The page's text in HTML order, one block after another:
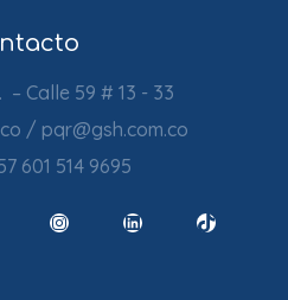
– Calle 59 # 13 - 33
/ pqr@gsh.com.co
601 514 9695
InstagramLinkedIn TikTok